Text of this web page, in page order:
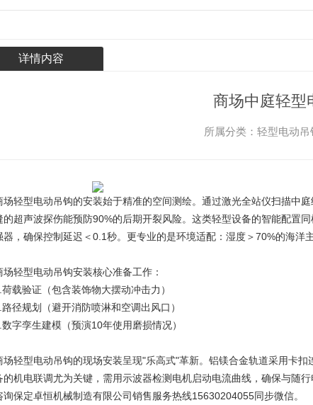
详情内容
商场中庭轻型
所属分类：轻型电动
场轻型电动吊钩的安装始于精准的空间测绘。通过激光全站仪扫描中
的超声波探伤能预防90%的后期开裂风险。这类轻型设备的智能配置
器，确保控制延迟＜0.1秒。更专业的是环境适配：湿度＞70%的海洋
场轻型电动吊钩安装核心准备工作：
荷载验证（包含装饰物大摆动冲击力）
路径规划（避开消防喷淋和空调出风口）
字孪生建模（预演10年使用磨损情况）
场轻型电动吊钩的现场安装呈现"乐高式"革新。铝镁合金轨道采用卡
的机电联调尤为关键，需用示波器检测电机启动电流曲线，确保与随
询保定卓恒机械制造有限公司销售服务热线15630204055同步微信。